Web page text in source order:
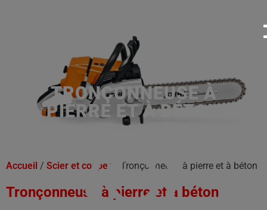
TRONÇONNEUSE À
PIERRE ET À BÉTON
Accueil / Scier et couper / Tronçonneuse à pierre et à béton
Tronçonneuse à pierre et à béton